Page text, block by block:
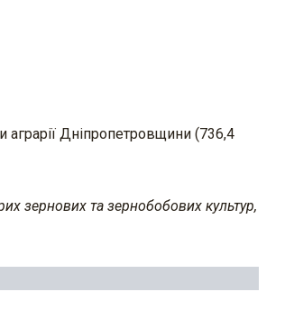
аграрії Дніпропетровщини (736,4
зернових та зернобобових культур,